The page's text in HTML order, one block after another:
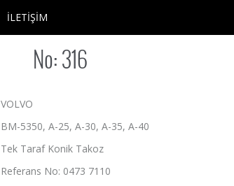
İLETİŞİM
No: 316
VOLVO
BM-5350, A-25, A-30, A-35, A-40
Tek Taraf Konik Takoz
Referans No: 0473 7110